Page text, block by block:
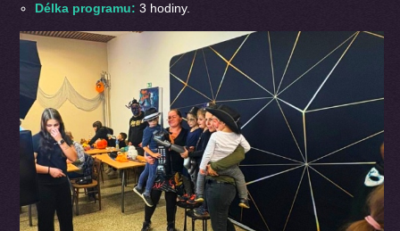
Délka programu: 3 hodiny.